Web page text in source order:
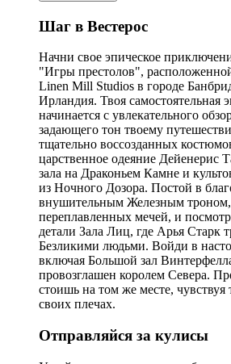
Шаг в Вестерос
Начни свое эпическое
"Игры престолов",
Linen Mill Studios в городе
Ирландия. Твоя самостоятельная
начинается с увлекательного
задающего тон твоему
тщательно воссозданных
царственное одеяние Дейенерис
зала на Драконьем Камне и
из Ночного Дозора. Постой в
внушительным Железным
переплавленных мечей, и
детали Зала Лиц, где Арья Старк
Безликими людьми. Войди в
включая Большой зал
провозглашен королем Севера.
стоишь на том же месте, чувствуя
своих плечах.
Отправляйся за кулисы